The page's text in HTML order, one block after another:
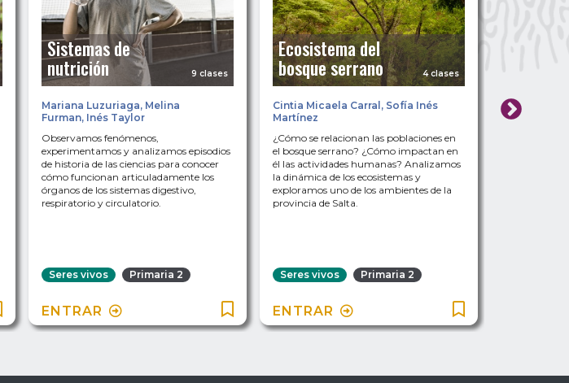
Sistemas de
nutrición 9 clases
Mariana Luzuriaga, Melina
Furman, Inés Taylor
Observamos fenómenos,
experimentamos y analizamos episodios
de historia de las ciencias para conocer
cómo funcionan articuladamente los
órganos de los sistemas digestivo,
respiratorio y circulatorio.
Seres vivos Primaria 2
ENTRAR
Ecosistema del
bosque serrano 4 clases
Cintia Micaela Carral , Sofía Inés
Martínez
¿Cómo se relacionan las poblaciones en
el bosque serrano? ¿Cómo impactan en
él las actividades humanas? Analizamos
la dinámica de los ecosistemas y
exploramos uno de los ambientes de la
provincia de Salta.
Seres vivos Primaria 2
ENTRAR
Silvina Vidal